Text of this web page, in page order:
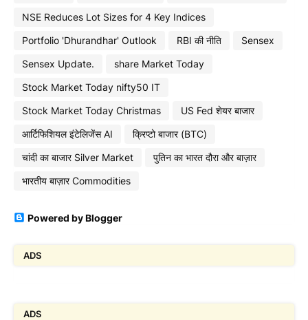
NSE Reduces Lot Sizes for 4 Key Indices
Portfolio 'Dhurandhar' Outlook
RBI की नीति
Sensex
Sensex Update.
share Market Today
Stock Market Today nifty50 IT
Stock Market Today Christmas
US Fed शेयर बाजार
आर्टिफिशियल इंटेलिजेंस AI
क्रिप्टो बाजार (BTC)
चांदी का बाजार Silver Market
पुतिन का भारत दौरा और बाज़ार
भारतीय बाज़ार Commodities
Powered by Blogger
ADS
ADS